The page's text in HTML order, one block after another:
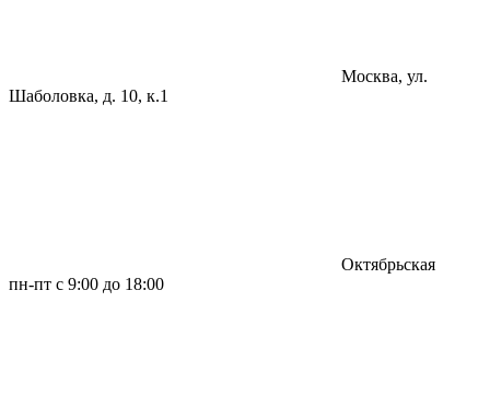
Москва, ул.
Шаболовка, д. 10, к.1
Октябрьская
пн-пт с 9:00 до 18:00